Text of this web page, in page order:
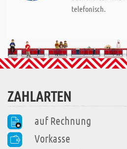
telefonisch.
ZAHLARTEN
auf Rechnung
Vorkasse